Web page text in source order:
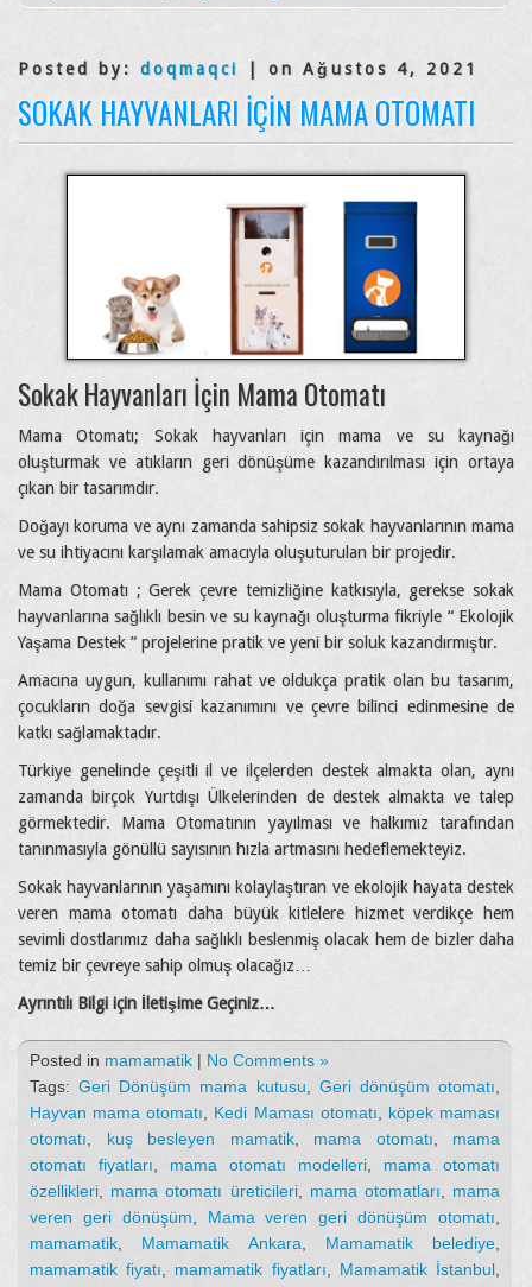
Posted by: doqmaqci | on Ağustos 4, 2021
SOKAK HAYVANLARI IÇIN MAMA OTOMATI
Sokak Hayvanları İçin Mama Otomatı
Mama Otomatı; Sokak hayvanları için mama ve su kaynağı
oluşturmak ve atıkların geri dönüşüme kazandırılması için ortaya
çıkan bir tasarımdır.
Doğayı koruma ve aynı zamanda sahipsiz sokak hayvanlarının mama
ve su ihtiyacını karşılamak amacıyla oluşuturulan bir projedir.
Mama Otomatı ; Gerek çevre temizliğine katkısıyla, gerekse sokak
hayvanlarına sağlıklı besin ve su kaynağı oluşturma fikriyle “ Ekolojik
Yaşama Destek ” projelerine pratik ve yeni bir soluk kazandırmıştır.
Amacına uygun, kullanımı rahat ve oldukça pratik olan bu tasarım,
çocukların doğa sevgisi kazanımını ve çevre bilinci edinmesine de
katkı sağlamaktadır.
Türkiye genelinde çeşitli il ve ilçelerden destek almakta olan, aynı
zamanda birçok Yurtdışı Ülkelerinden de destek almakta ve talep
görmektedir. Mama Otomatının yayılması ve halkımız tarafından
tanınmasıyla gönüllü sayısının hızla artmasını hedeflemekteyiz.
Sokak hayvanlarının yaşamını kolaylaştıran ve ekolojik hayata destek
veren mama otomatı daha büyük kitlelere hizmet verdikçe hem
sevimli dostlarımız daha sağlıklı beslenmiş olacak hem de bizler daha
temiz bir çevreye sahip olmuş olacağız…
Ayrıntılı Bilgi için İletişime Geçiniz…
Posted in mamamatik | No Comments »
Tags:Geri Dönüşüm mama kutusu, Geri dönüşüm otomatı,
Hayvan mama otomatı, Kedi Maması otomatı, köpek maması
otomatı, kuş besleyen mamatik, mama otomatı, mama
otomatı fiyatları, mama otomatı modelleri, mama otomatı
özellikleri, mama otomatı üreticileri, mama otomatları, mama
veren geri dönüşüm, Mama veren geri dönüşüm otomatı,
mamamatik, Mamamatik Ankara, Mamamatik belediye,
mamamatik fiyatı, mamamatik fiyatları, Mamamatik İstanbul,